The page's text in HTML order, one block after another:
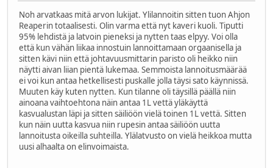
Noh arvatkaas mitä arvon lukijat. Ylilannoitin sitten tuon Ahjon
Reaperin totaalisesti. Olin varma että nyt kaveri kuoli. Tiputti
95% lehdistä ja latvoin pieneksi ja nytten taas elpyy. Voi olla
että kun vähän liikaa innostuin lannoittamaan orgaanisella ja
sitten kävi niin että johtavuusmittarin paristo oli heikko niin
näytti aivan liian pientä lukemaa. Semmoista lannoitusmäärää
ei voi kun antaa hetkellisesti puskalle jolla täysi sato käynnissä.
Muuten käy kuten nytten. Kun tilanne oli täysillä päällä niin
ainoana vaihtoehtona näin antaa 1L vettä yläkäyttä
kasvualustan läpi ja sitten säiliöön vielä toinen 1L vettä. Sitten
kun näin uutta kasvua niin rupesin antaa säiliöön uutta
lannoitusta oikeilla suhteilla. Ylälatvusto on vielä heikkoa mutta
uusi alhaalta on elinvoimaista.